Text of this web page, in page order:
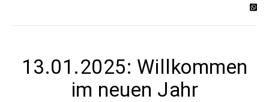
13.01.2025: Willkommen
im neuen Jahr